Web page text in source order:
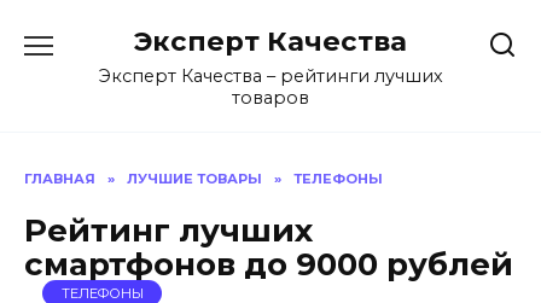
содержанию
Эксперт Качества
Эксперт Качества – рейтинги лучших
товаров
ГЛАВНАЯ » ЛУЧШИЕ ТОВАРЫ » ТЕЛЕФОНЫ
Рейтинг лучших
смартфонов до 9000 рублей
ТЕЛЕФОНЫ